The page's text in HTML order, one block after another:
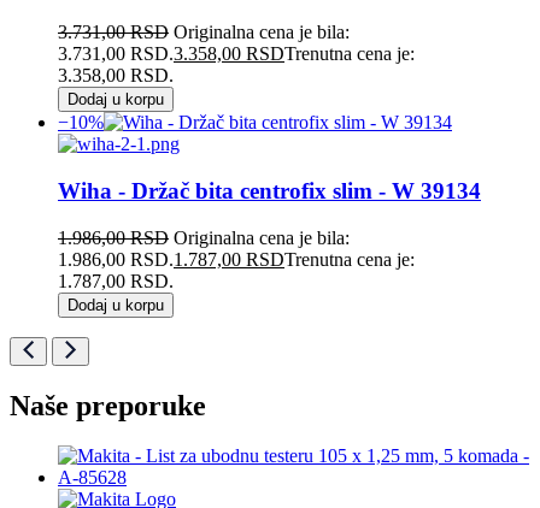
3.731,00RSD Originalna cena je bila:
3.731,00 RSD.3.358,00 RSDTrenutna cena je:
3.358,00 RSD.
Dodaj u korpu
−10%
Wiha - Držač bita centrofix slim - W 39134
1.986,00RSD Originalna cena je bila:
1.986,00 RSD.1.787,00 RSDTrenutna cena je:
1.787,00 RSD.
Dodaj u korpu
Naše preporuke